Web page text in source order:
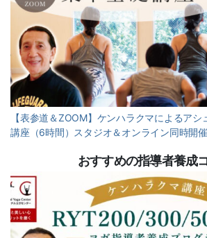
【表参道＆ZOOM】ケンハラクマによるア
講座（6時間）スタジオ＆オンライン同時開
おすすめの指導者養成